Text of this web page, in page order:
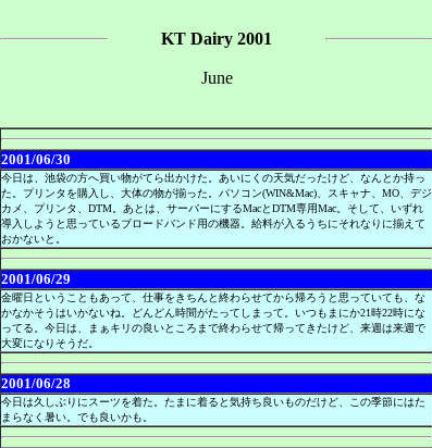
KT Dairy 2001
June
2001/06/30
今日は、池袋の方へ買い物がてら出かけた。あいにくの天気だったけど、なんとか持っ
た。プリンタを購入し、大体の物が揃った。パソコン(WIN&Mac)、スキャナ、MO、デジ
カメ、プリンタ、DTM。あとは、サーバーにするMacとDTM専用Mac。そして、いずれ
導入しようと思っているブロードバンド用の機器。給料が入るうちにそれなりに揃えて
おかないと。
2001/06/29
金曜日ということもあって、仕事をきちんと終わらせてから帰ろうと思っていても、な
かなかそうはいかないね。どんどん時間がたってしまって。いつもまにか21時22時にな
ってる。今日は、まぁキリの良いところまで終わらせて帰ってきたけど、来週は来週で
大変になりそうだ。
2001/06/28
今日は久しぶりにスーツを着た。たまに着ると気持ち良いものだけど、この季節にはた
まらなく暑い。でも良いかも。